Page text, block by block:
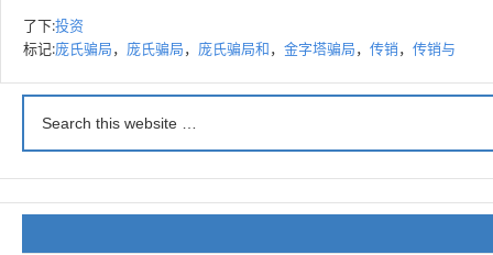
了下:投资
标记:庞氏骗局， 庞氏骗局， 庞氏骗局和， 金字塔骗局， 传销， 传销与